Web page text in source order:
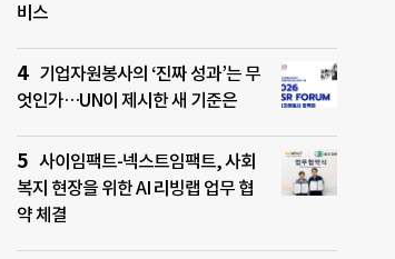
비스
기업자원봉사의 ‘진짜 성과’는 무
엇인가…UN이 제시한 새 기준은
사이임팩트-넥스트임팩트, 사회
복지 현장을 위한 AI 리빙랩 업무 협
약 체결